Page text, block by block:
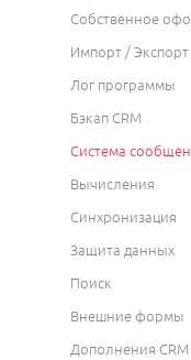
Собственное
Импорт /
Лог программы
Бэкап CRM
Система
Вычисления
Синхронизация
Защита данных
Поиск
Внешние формы
Дополнения